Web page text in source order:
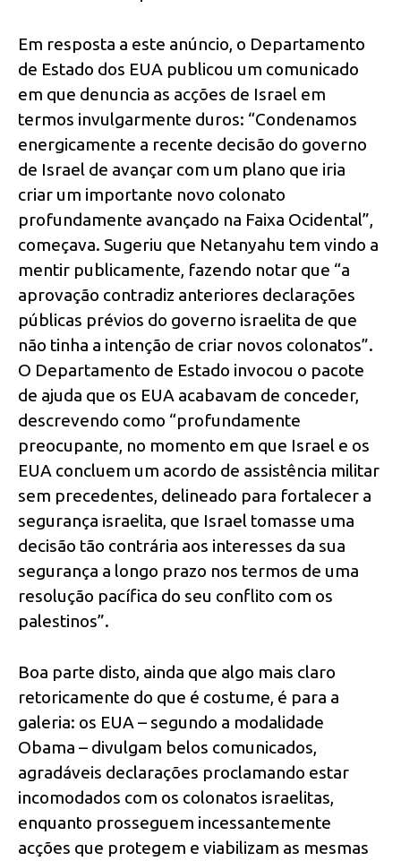
Em resposta a este anúncio, o Departamento
de Estado dos EUA publicou um comunicado
em que denuncia as acções de Israel em
termos invulgarmente duros: “Condenamos
energicamente a recente decisão do governo
de Israel de avançar com um plano que iria
criar um importante novo colonato
profundamente avançado na Faixa Ocidental”,
começava. Sugeriu que Netanyahu tem vindo a
mentir publicamente, fazendo notar que “a
aprovação contradiz anteriores declarações
públicas prévios do governo israelita de que
não tinha a intenção de criar novos colonatos”.
O Departamento de Estado invocou o pacote
de ajuda que os EUA acabavam de conceder,
descrevendo como “profundamente
preocupante, no momento em que Israel e os
EUA concluem um acordo de assistência militar
sem precedentes, delineado para fortalecer a
segurança israelita, que Israel tomasse uma
decisão tão contrária aos interesses da sua
segurança a longo prazo nos termos de uma
resolução pacífica do seu conflito com os
palestinos”.
Boa parte disto, ainda que algo mais claro
retoricamente do que é costume, é para a
galeria: os EUA – segundo a modalidade
Obama – divulgam belos comunicados,
agradáveis declarações proclamando estar
incomodados com os colonatos israelitas,
enquanto prosseguem incessantemente
acções que protegem e viabilizam as mesmas